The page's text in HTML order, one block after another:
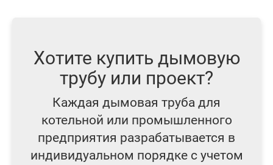
Хотите купить дымовую
трубу или проект?
Каждая дымовая труба для
котельной или промышленного
предприятия разрабатывается в
индивидуальном порядке с учетом